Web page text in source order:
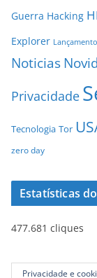
Guerra Hacking
Explorer
Noticias
Privacidade
Tecnologia Tor
zero day
Estatísticas
477.681 cliques
Privacidade e